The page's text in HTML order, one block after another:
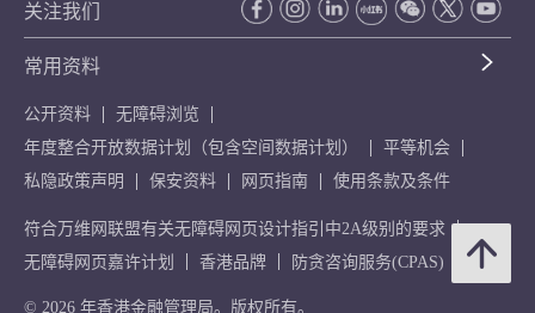
关注我们
常用资料
公开资料
无障碍浏览
年度整合开放数据计划（包含空间数据计划）
平等机会
私隐政策声明
保安资料 网页指南 使用条款及条件
符合万维网联盟有关无障碍网页设计指引中2A级别的要求
无障碍网页嘉许计划
香港品牌 防贪咨询服务(CPAS)
© 2026 年香港金融管理局。版权所有。